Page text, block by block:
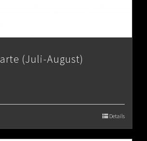
(Juli-August)
Details